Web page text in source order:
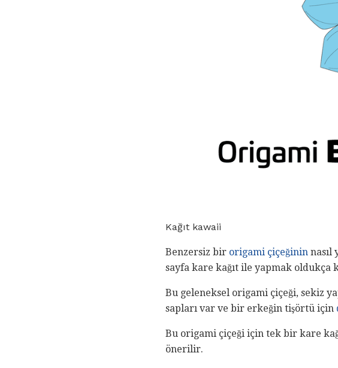
Kağıt kawaii
Benzersiz bir origami çiçeğinin nasıl
sayfa kare kağıt ile yapmak oldukça
Bu geleneksel origami çiçeği, sekiz
sapları var ve bir erkeğin tişörtü için
Bu origami çiçeği için tek bir kare
önerilir.